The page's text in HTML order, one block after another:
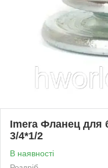
Imera Фланец для
3/4*1/2
В наявності